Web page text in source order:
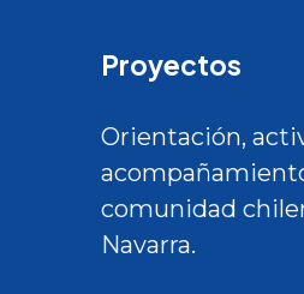
Proyectos
Orientación,
comunidad
Navarra.